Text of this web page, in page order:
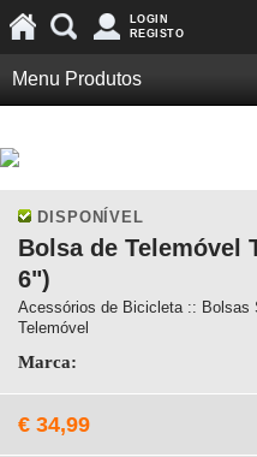
LOGIN
REGISTO
Menu Produtos
DISPONÍVEL
Bolsa de Telemóvel
6")
Acessórios de Bicicleta :: Bolsas
Telemóvel
Marca:
€ 34,99